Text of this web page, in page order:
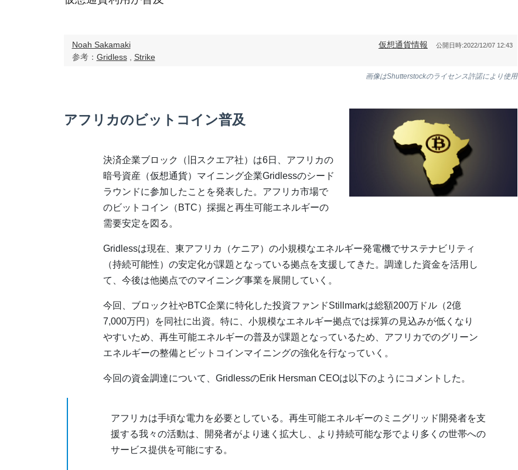
Noah Sakamaki
参考： Gridless, Strike
仮想通貨情報 公開日時:2022/12/07 12:43
画像はShutterstockのライセンス許諾により使用
アフリカのビットコイン普及
決済企業ブロック（旧スクエア社）は6日、アフリカの
暗号資産（仮想通貨）マイニング企業Gridlessのシード
ラウンドに参加したことを発表した。アフリカ市場で
のビットコイン（BTC）採掘と再生可能エネルギーの
需要安定を図る。
Gridlessは現在、東アフリカ（ケニア）の小規模なエネルギー発電機でサステナビリティ
（持続可能性）の安定化が課題となっている拠点を支援してきた。調達した資金を活用し
て、今後は他拠点でのマイニング事業を展開していく。
今回、ブロック社やBTC企業に特化した投資ファンドStillmarkは総額200万ドル（2億
7,000万円）を同社に出資。特に、小規模なエネルギー拠点では採算の見込みが低くなり
やすいため、再生可能エネルギーの普及が課題となっているため、アフリカでのグリーン
エネルギーの整備とビットコインマイニングの強化を行なっていく。
今回の資金調達について、GridlessのErik Hersman CEOは以下のようにコメントした。
アフリカは手頃な電力を必要としている。再生可能エネルギーのミニグリッド開発者を支
援する我々の活動は、開発者がより速く拡大し、より持続可能な形でより多くの世帯への
サービス提供を可能にする。